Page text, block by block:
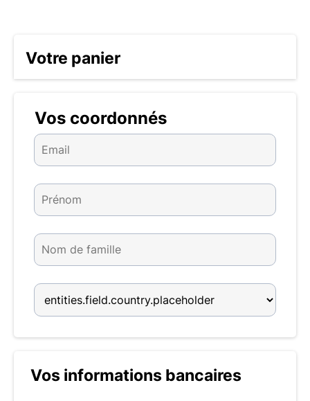
Votre panier
Vos coordonnés
Vos informations bancaires